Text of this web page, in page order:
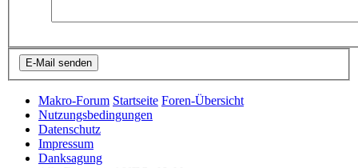
Makro-Forum Startseite Foren-Übersicht
Nutzungsbedingungen
Datenschutz
Impressum
Danksagung